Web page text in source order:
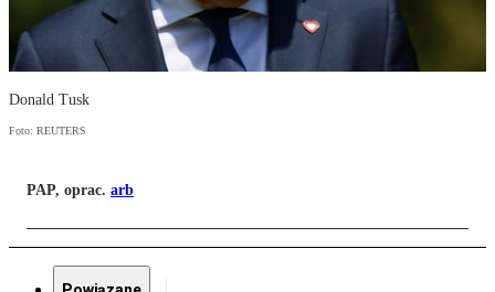
Donald Tusk
Foto: REUTERS
PAP, oprac. arb